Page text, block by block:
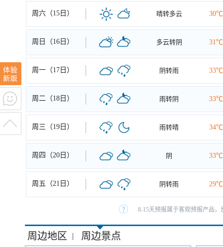
周六（15日） 晴转多云 30℃
周日（16日） 多云转阴 31℃
周一（17日） 阴转雨 33℃
周二（18日） 雨转阴 33℃
周三（19日） 雨转晴 34℃
周四（20日） 阴 33℃
周五（21日） 阴转雨 29℃
8-15天预报属于客观预报产品
周边地区 | 周边景点